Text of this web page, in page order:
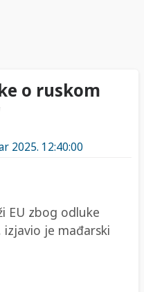
o ruskom
2025. 12:40:00
EU zbog odluke
izjavio je mađarski